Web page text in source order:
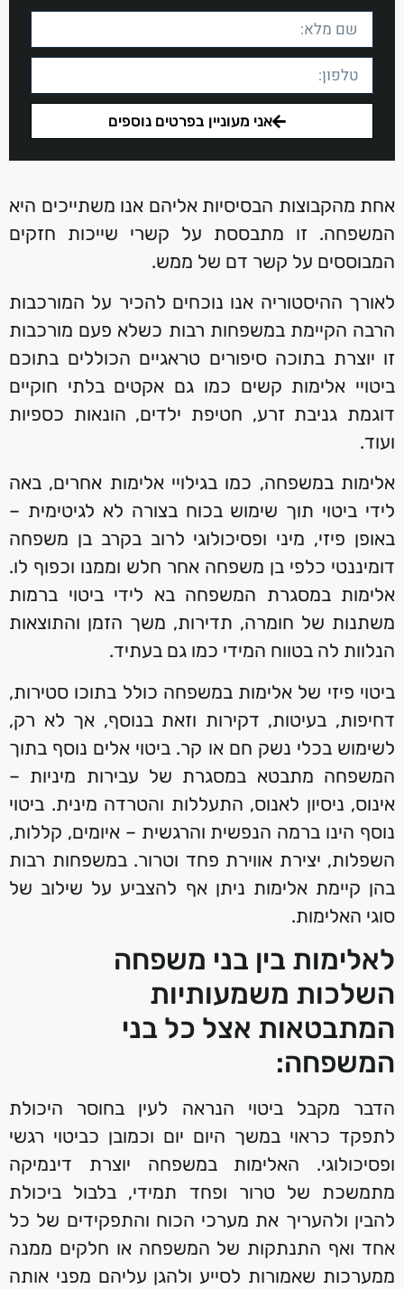
אני מעוניין בפרטים נוספים
אחת מהקבוצות הבסיסיות אליהם אנו משתייכים היא
המשפחה. זו מתבססת על קשרי שייכות חזקים
המבוססים על קשר דם של ממש.
לאורך ההיסטוריה אנו נוכחים להכיר על המורכבות
הרבה הקיימת במשפחות רבות כשלא פעם מורכבות
זו יוצרת בתוכה סיפורים טראגיים הכוללים בתוכם
ביטויי אלימות קשים כמו גם אקטים בלתי חוקיים
דוגמת גניבת זרע, חטיפת ילדים, הונאות כספיות
ועוד.
אלימות במשפחה, כמו בגילויי אלימות אחרים, באה
לידי ביטוי תוך שימוש בכוח בצורה לא לגיטימית –
באופן פיזי, מיני ופסיכולוגי לרוב בקרב בן משפחה
דומיננטי כלפי בן משפחה אחר חלש וממנו וכפוף לו.
אלימות במסגרת המשפחה בא לידי ביטוי ברמות
משתנות של חומרה, תדירות, משך הזמן והתוצאות
הנלוות לה בטווח המידי כמו גם בעתיד.
ביטוי פיזי של אלימות במשפחה כולל בתוכו סטירות,
דחיפות, בעיטות, דקירות וזאת בנוסף, אך לא רק,
לשימוש בכלי נשק חם או קר. ביטוי אלים נוסף בתוך
המשפחה מתבטא במסגרת של עבירות מיניות –
אינוס, ניסיון לאנוס, התעללות והטרדה מינית. ביטוי
נוסף הינו ברמה הנפשית והרגשית – איומים, קללות,
השפלות, יצירת אווירת פחד וטרור. במשפחות רבות
בהן קיימת אלימות ניתן אף להצביע על שילוב של
סוגי האלימות.
לאלימות בין בני משפחה
השלכות משמעותיות
המתבטאות אצל כל בני
המשפחה:
הדבר מקבל ביטוי הנראה לעין בחוסר היכולת
לתפקד כראוי במשך היום יום וכמובן כביטוי רגשי
ופסיכולוגי. האלימות במשפחה יוצרת דינמיקה
מתמשכת של טרור ופחד תמידי, בלבול ביכולת
להבין ולהעריך את מערכי הכוח והתפקידים של כל
אחד ואף התנתקות של המשפחה או חלקים ממנה
ממערכות שאמורות לסייע ולהגן עליהם מפני אותה